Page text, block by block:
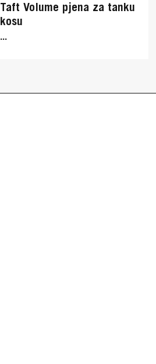
Taft Volume pjena za tanku
kosu
...